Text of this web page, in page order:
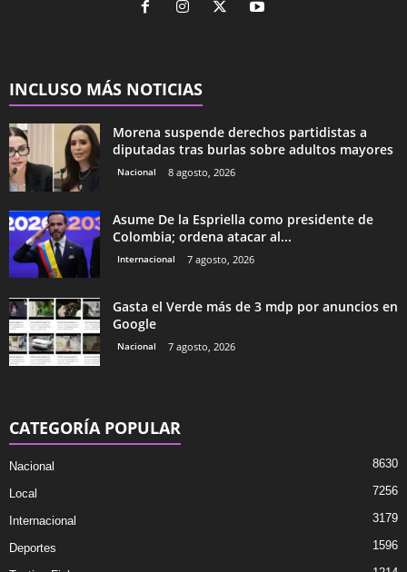
INCLUSO MÁS NOTICIAS
Morena suspende derechos partidistas a
diputadas tras burlas sobre adultos mayores
Nacional 8 agosto, 2026
Asume De la Espriella como presidente de
Colombia; ordena atacar al...
Internacional 7 agosto, 2026
Gasta el Verde más de 3 mdp por anuncios en
Google
Nacional 7 agosto, 2026
CATEGORÍA POPULAR
Nacional 8630
Local 7256
Internacional 3179
Deportes 1596